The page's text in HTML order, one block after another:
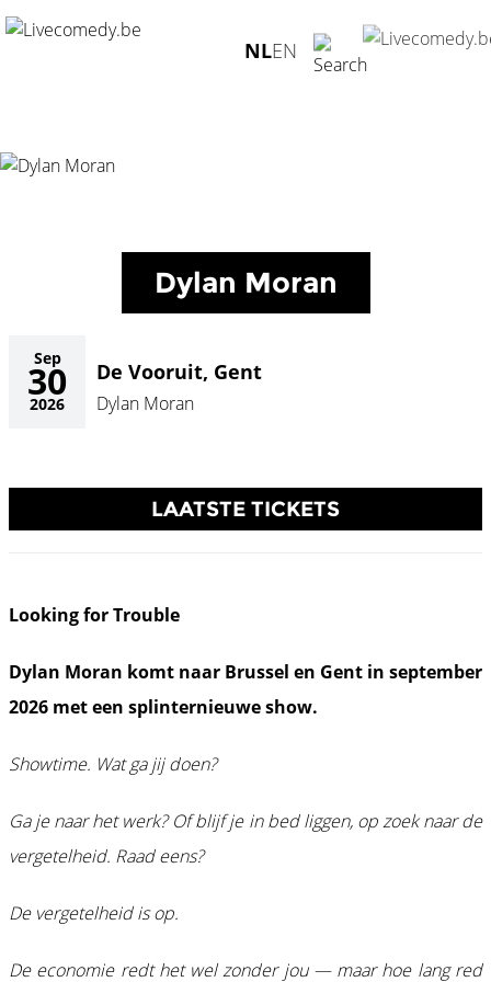
NLEN
Home/Agenda/
De Vooruit, Gent -
Dylan Moran
Sep
30
2026
De Vooruit, Gent
Dylan Moran
LAATSTE TICKETS
Looking for Trouble
Dylan Moran komt naar Brussel en Gent in september
2026 met een splinternieuwe show.
Showtime. Wat ga jij doen?
Ga je naar het werk? Of blijf je in bed liggen, op zoek naar de
vergetelheid. Raad eens?
De vergetelheid is op.
De economie redt het wel zonder jou — maar hoe lang red